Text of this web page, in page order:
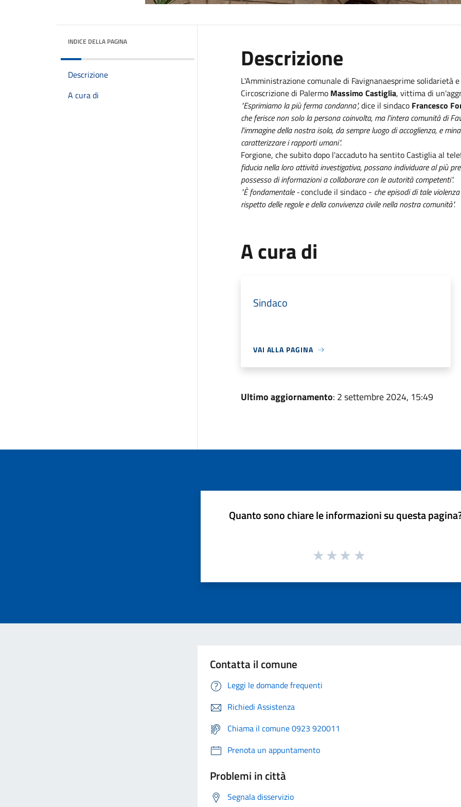
INDICE DELLA PAGINA
Descrizione
A cura di
Descrizione
L'Amministrazione comunale di Favignanaesprime solidarietà
Circoscrizione di Palermo Massimo Castiglia, vittima di
"Esprimiamo la più ferma condanna",dice il sindaco Francesco
che ferisce non solo la persona coinvolta, ma l'intera comunità di
l'immagine della nostra isola, da sempre luogo di accoglienza, e
caratterizzare i rapporti umani".
Forgione, che subito dopo l'accaduto ha sentito Castiglia al
fiducia nella loro attività investigativa, possano individuare al più
possesso di informazioni a collaborare con le autorità competenti".
"È fondamentale -conclude il sindaco - che episodi di tale
rispetto delle regole e della convivenza civile nella nostra comunità".
A cura di
Sindaco
VAI ALLA PAGINA
Ultimo aggiornamento: 2 settembre 2024, 15:49
Quanto sono chiare le informazioni su questa
Contatta il comune
Leggi le domande frequenti
Richiedi Assistenza
Chiama il comune 0923 920011
Prenota un appuntamento
Problemi in città
Segnala disservizio